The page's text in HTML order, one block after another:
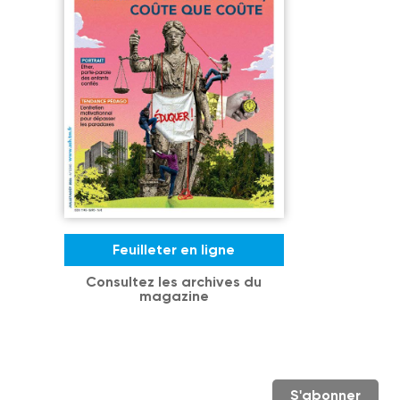
Feuilleter en ligne
Consultez les archives du
magazine
S'abonner